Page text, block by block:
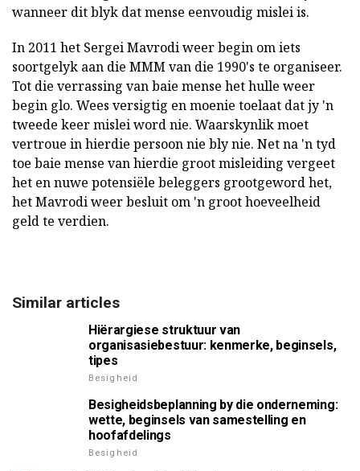
wanneer dit blyk dat mense eenvoudig mislei is.
In 2011 het Sergei Mavrodi weer begin om iets
soortgelyk aan die MMM van die 1990's te organiseer.
Tot die verrassing van baie mense het hulle weer
begin glo. Wees versigtig en moenie toelaat dat jy 'n
tweede keer mislei word nie. Waarskynlik moet
vertroue in hierdie persoon nie bly nie. Net na 'n tyd
toe baie mense van hierdie groot misleiding vergeet
het en nuwe potensiële beleggers grootgeword het,
het Mavrodi weer besluit om 'n groot hoeveelheid
geld te verdien.
Similar articles
Hiërargiese struktuur van
organisasiebestuur: kenmerke, beginsels,
tipes
Besigheid
Besigheidsbeplanning by die onderneming:
wette, beginsels van samestelling en
hoofafdelings
Besigheid